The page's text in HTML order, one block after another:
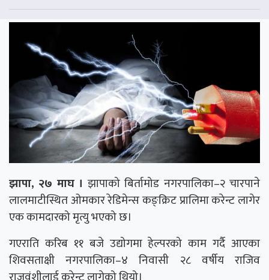
झापा, २७ माघ । झापाको बिर्तामोड नगरपालिका–२ चारपाने
लालमाटीस्थित ओमकार रेडिमेन्स कङ्क्रिट प्रालिमा करेन्ट लागेर
एक कामदारको मृत्यु भएको छ।
गएराति करिब ११ बजे उद्योगमा हेल्परको काम गर्दै आएका
शिवसताक्षी नगरपालिका–४ निवासी २८ वर्षीय राजिव